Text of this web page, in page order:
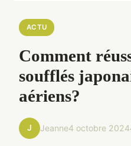
ACTU
Comment
soufflés
aériens?
J Jeanne4 octobre 2024